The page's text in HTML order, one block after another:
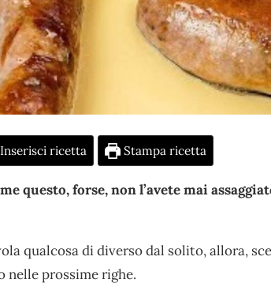
Inserisci ricetta Stampa ricetta
questo, forse, non l’avete mai
qualcosa di diverso dal solito, allora,
nelle prossime righe.